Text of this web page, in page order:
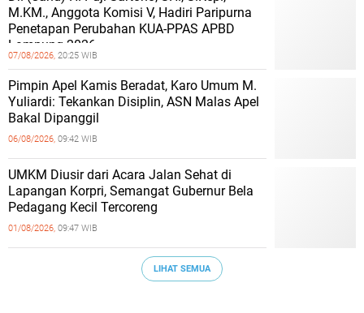
M.KM., Anggota Komisi V, Hadiri Paripurna
Penetapan Perubahan KUA-PPAS APBD
Lampung 2026
07/08/2026, 20:25 WIB
Pimpin Apel Kamis Beradat, Karo Umum M.
Yuliardi: Tekankan Disiplin, ASN Malas Apel
Bakal Dipanggil
06/08/2026, 09:42 WIB
UMKM Diusir dari Acara Jalan Sehat di
Lapangan Korpri, Semangat Gubernur Bela
Pedagang Kecil Tercoreng
01/08/2026, 09:47 WIB
LIHAT SEMUA